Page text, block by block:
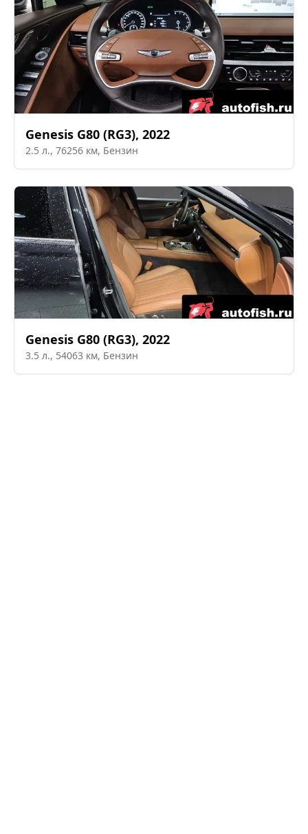
Genesis G80 (RG3), 2022
2.5 л., 76256 км, Бензин
Genesis G80 (RG3), 2022
3.5 л., 54063 км, Бензин